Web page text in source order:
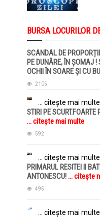
BURSA LOCURILOR
SCANDAL DE
PE DUNĂRE, ÎN ȘOMAJ
OCHII ÎN SOARE ȘI CU
citește mai multe
2105
... citește mai multe
STIRI PE SCURT.FOARTE
... citește mai multe
592
... citește mai multe
PRIMARUL RESITEI II
ANTONESCU!... citește
495
... citește mai multe